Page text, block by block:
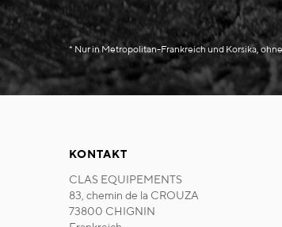
* Nur in Metropolitan-Frankreich und Korsika,
KONTAKT
CLAS EQUIPEMENTS
83, chemin de la CROUZA
73800 CHIGNIN